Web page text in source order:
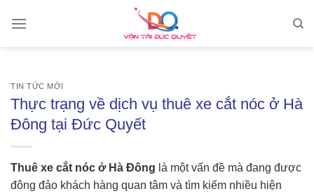
TIN TỨC MỚI
Thực trạng về dịch vụ thuê xe cắt nóc ở Hà
Đông tại Đức Quyết
Thuê xe cắt nóc ở Hà Đông là một vấn đề mà đang được
đông đảo khách hàng quan tâm và tìm kiếm nhiều hiện